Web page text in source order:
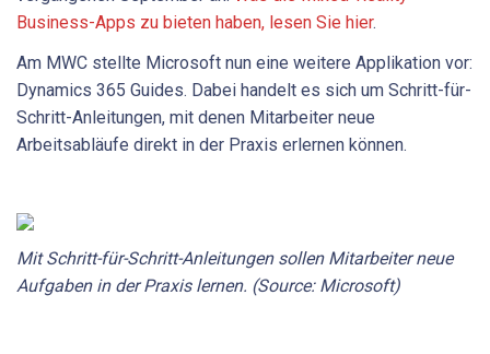
Business-Apps zu bieten haben, lesen Sie hier.
Am MWC stellte Microsoft nun eine weitere Applikation vor:
Dynamics 365 Guides. Dabei handelt es sich um Schritt-für-
Schritt-Anleitungen, mit denen Mitarbeiter neue
Arbeitsabläufe direkt in der Praxis erlernen können.
Mit Schritt-für-Schritt-Anleitungen sollen Mitarbeiter neue
Aufgaben in der Praxis lernen. (Source: Microsoft)